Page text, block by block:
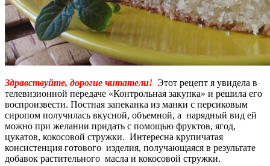
Здравствуйте, дорогие читатели! Этот рецепт я увидела в
телевизионной передаче «Контрольная закупка» и решила его
воспроизвести. Постная запеканка из манки с персиковым
сиропом получилась вкусной, объемной, а нарядный вид ей
можно при желании придать с помощью фруктов, ягод,
цукатов, кокосовой стружки. Интересна крупичатая
консистенция готового изделия, получающаяся в результате
добавок растительного масла и кокосовой стружки.